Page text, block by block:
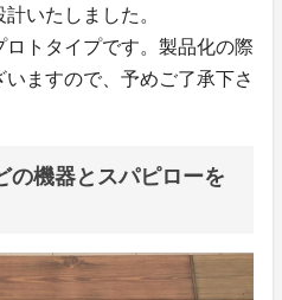
いたしました。
トタイプです。製品化の際
ますので、予めご了承下さ
の機器とスパピローを